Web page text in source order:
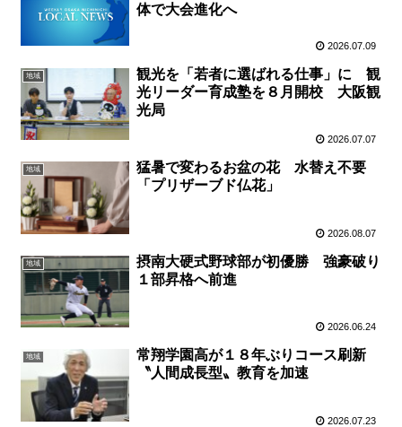
体で大会進化へ
2026.07.09
地域
観光を「若者に選ばれる仕事」に 観
光リーダー育成塾を８月開校 大阪観
光局
2026.07.07
地域
猛暑で変わるお盆の花 水替え不要
「プリザーブド仏花」
2026.08.07
地域
摂南大硬式野球部が初優勝 強豪破り
１部昇格へ前進
2026.06.24
地域
常翔学園高が１８年ぶりコース刷新
〝人間成長型〟教育を加速
2026.07.23